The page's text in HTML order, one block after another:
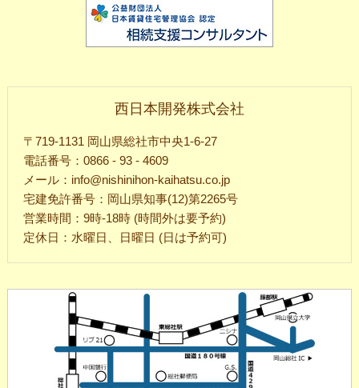
西日本開発株式会社
〒719-1131 岡山県総社市中央1-6-27
電話番号：0866 - 93 - 4609
メール：info@nishinihon-kaihatsu.co.jp
宅建免許番号：岡山県知事(12)第2265号
営業時間：9時-18時 (時間外は要予約)
定休日：水曜日、日曜日 (日は予約可)